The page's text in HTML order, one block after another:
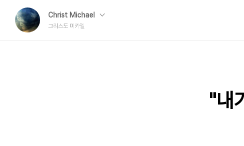
Christ Michael
그리스도 미카엘
"내